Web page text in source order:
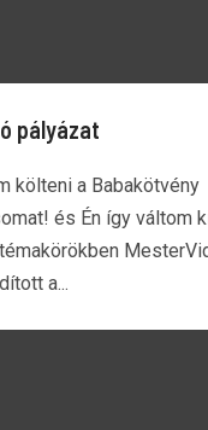
pályázat
költeni a Babakötvény
és Én így váltom
a...